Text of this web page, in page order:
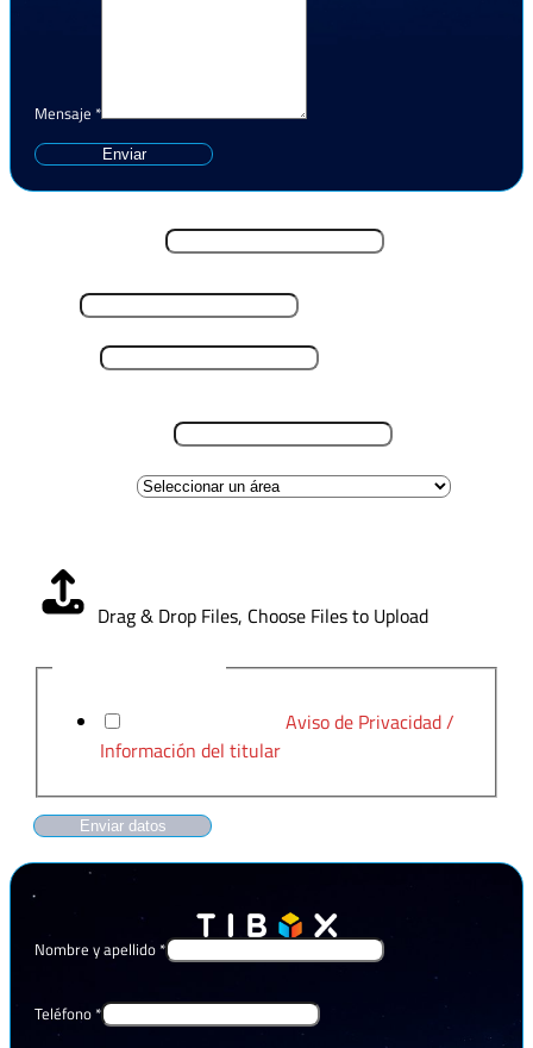
Mensaje *
Enviar
Drag & Drop Files, Choose Files to Upload
Aviso de Privacidad /
Información del titular
Enviar datos
Nombre y apellido *
Teléfono *